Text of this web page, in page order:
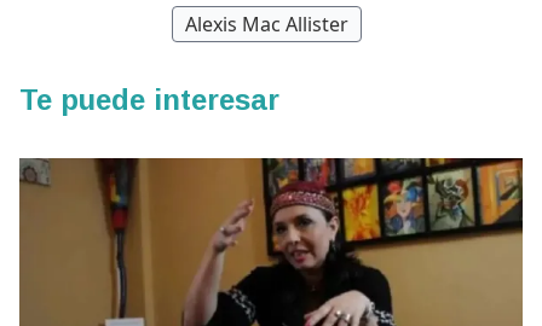
Alexis Mac Allister
Te puede interesar